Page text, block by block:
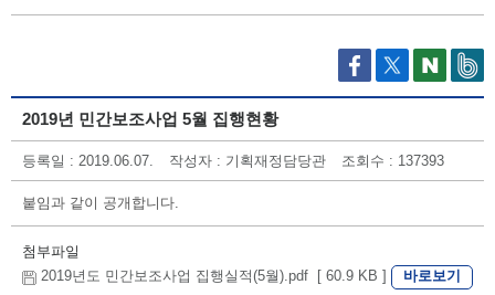
2019년 민간보조사업 5월 집행현황
등록일 : 2019.06.07. 작성자 : 기획재정담당관 조회수 : 137393
붙임과 같이 공개합니다.
첨부파일
2019년도 민간보조사업 집행실적(5월).pdf [ 60.9 KB ]
바로보기